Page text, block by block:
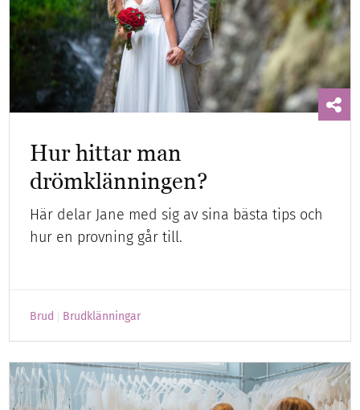
Hur hittar man
drömklänningen?
Här delar Jane med sig av sina bästa tips och
hur en provning går till.
Brud Brudklänningar